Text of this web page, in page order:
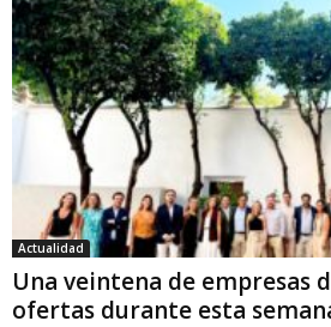
Actualidad
Una veintena de empresas
ofertas durante esta